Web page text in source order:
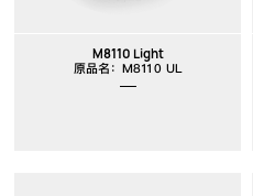
M8110 Light
原品名：M8110 UL